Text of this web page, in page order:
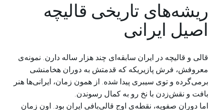
ریشه‌های تاریخی قالیچه
اصیل ایرانی
قالی و قالیچه در ایران سابقه‌ای چند هزار ساله دارن. نمونه‌ی
معروفش، فرش پازیریکه که قدمتش به دوران هخامنشی
برمی‌گرده و توی سیبری پیدا شده. از همون زمان، ایرانی‌ها هنر
بافت و نقش‌زدن با نخ رو به کمال رسوندن.
اما دوران صفویه، نقطه‌ی اوج قالی‌بافی ایران بود. اون زمان